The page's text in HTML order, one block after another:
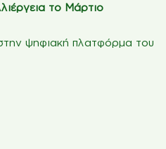
το Μάρτιο